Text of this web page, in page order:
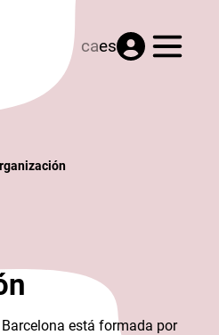
caes Menú
está formada por